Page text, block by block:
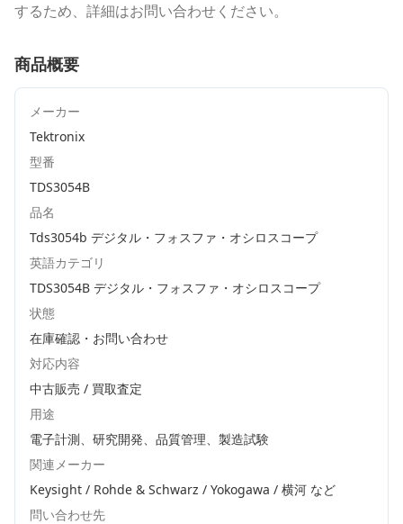
するため、詳細はお問い合わせください。
商品概要
メーカー
Tektronix
型番
TDS3054B
品名
Tds3054b デジタル・フォスファ・オシロスコープ
英語カテゴリ
TDS3054B デジタル・フォスファ・オシロスコープ
状態
在庫確認・お問い合わせ
対応内容
中古販売 / 買取査定
用途
電子計測、研究開発、品質管理、製造試験
関連メーカー
Keysight / Rohde & Schwarz / Yokogawa / 横河 など
問い合わせ先